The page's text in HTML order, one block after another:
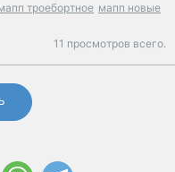
троебортное мапп новые
11 просмотров всего.